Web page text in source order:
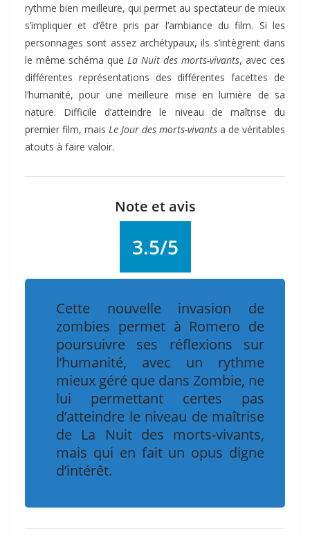
rythme bien meilleure, qui permet au spectateur de mieux
s’impliquer et d’être pris par l’ambiance du film. Si les
personnages sont assez archétypaux, ils s’intègrent dans
le même schéma que La Nuit des morts-vivants, avec ces
différentes représentations des différentes facettes de
l’humanité, pour une meilleure mise en lumière de sa
nature. Difficile d’atteindre le niveau de maîtrise du
premier film, mais Le Jour des morts-vivants a de véritables
atouts à faire valoir.
Note et avis
3.5/5
Cette nouvelle invasion de
zombies permet à Romero de
poursuivre ses réflexions sur
l’humanité, avec un rythme
mieux géré que dans Zombie, ne
lui permettant certes pas
d’atteindre le niveau de maîtrise
de La Nuit des morts-vivants,
mais qui en fait un opus digne
d’intérêt.